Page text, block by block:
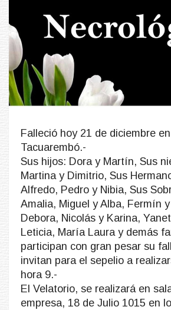
Falleció hoy 21 de diciembre
Tacuarembó.-
Sus hijos: Dora y Martín, Sus
Martina y Dimitrio, Sus
Alfredo, Pedro y Nibia, Sus
Amalia, Miguel y Alba, Fermín
Debora, Nicolás y Karina,
Leticia, María Laura y demás
participan con gran pesar su
invitan para el sepelio a
hora 9.-
El Velatorio, se realizará en
empresa, 18 de Julio 1015 en